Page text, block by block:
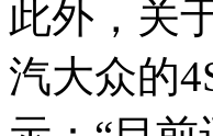
此外，关
汽大众的